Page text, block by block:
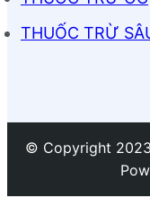
THUỐC TRỪ
© Copyright